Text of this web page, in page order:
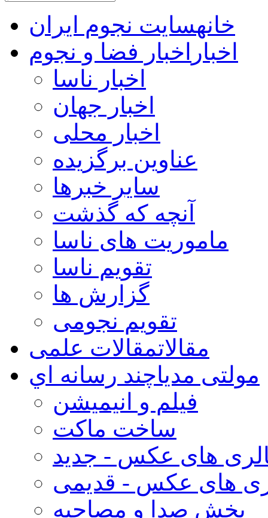
خانهسایت نجوم ایران
اخبار اخبار فضا و نجوم
اخبار ناسا
اخبار جهان
اخبار محلی
عناوین برگزیده
سایر خبرها
آنچه که گذشت
ماموریت های ناسا
تقویم ناسا
گزارش ها
تقویم نجومی
مقالاتمقالات علمی
مولتی مدیاچند رسانه اي
فیلم و انیمیشن
ساخت ماکت
های عکس - جدید
های عکس - قدیمی
بخش صدا و مصاحبه